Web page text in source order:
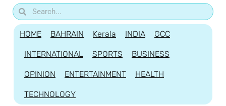
HOME BAHRAIN Kerala INDIA GCC
INTERNATIONAL SPORTS BUSINESS
OPINION ENTERTAINMENT HEALTH
TECHNOLOGY